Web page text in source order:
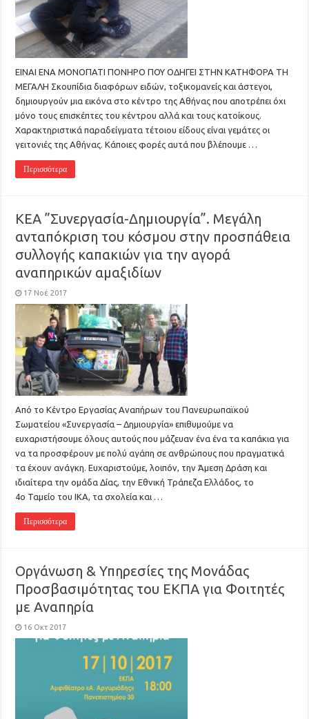
ΕΙΝΑΙ ΕΝΑ ΜΟΝΟΠΑΤΙ ΠΟΝΗΡΟ ΠΟΥ ΟΔΗΓΕΙ ΣΤΗΝ ΚΑΤΗΦΟΡΑ ΤΗ
ΜΕΓΑΛΗ Σκουπίδια διαφόρων ειδών, τοξικομανείς και άστεγοι,
δημιουργούν μια εικόνα στο κέντρο της Αθήνας που αποτρέπει όχι
μόνο τους επισκέπτες του κέντρου αλλά και τους κατοίκους.
Χαρακτηριστικά παραδείγματα τέτοιου είδους είναι γεμάτες οι
γειτονιές της Αθήνας. Κάποιες φορές αυτά που βλέπουμε …
Περισσότερα
ΚΕΑ ”Συνεργασία-Δημιουργία”. Mεγάλη
ανταπόκριση του κόσμου στην προσπάθεια
συλλογής καπακιών για την αγορά
αναπηρικών αμαξιδίων
17 Νοέ 2017
Από το Κέντρο Εργασίας Αναπήρων του Πανευρωπαϊκού
Σωματείου «Συνεργασία – Δημιουργία» επιθυμούμε να
ευχαριστήσουμε όλους αυτούς που μάζευαν ένα ένα τα καπάκια για
να τα προσφέρουν με πολύ αγάπη σε ανθρώπους που πραγματικά
τα έχουν ανάγκη. Ευχαριστούμε, λοιπόν, την Άμεση Δράση και
ιδιαίτερα την ομάδα Δίας, την Εθνική Τράπεζα Ελλάδος, το
4ο Ταμείο του ΙΚΑ, τα σχολεία και …
Περισσότερα
Οργάνωση & Υπηρεσίες της Μονάδας
Προσβασιμότητας του ΕΚΠΑ για Φοιτητές
με Αναπηρία
16 Οκτ 2017